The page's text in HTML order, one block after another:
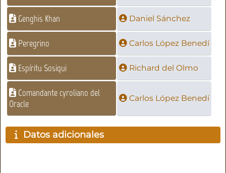
Genghis Khan Daniel Sánchez
Peregrino Carlos López Benedí
Espíritu Sosiqui Richard del Olmo
Comandante cyroliano del
Oracle
Carlos López Benedí
Datos adicionales